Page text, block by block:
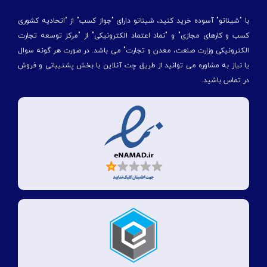
با "شیناتو" آسوده خرید کنید، شیناتو دارای "جواز کسب" از "اتحادیه کشوری
کسب و کارهای مجازی" و "نماد اعتماد الکترونیکی" از "مركز توسعه تجارت
الكترونیكی وزارت صنعت، معدن و تجارت" می باشد. در صورت هر گونه سوال
یا نیاز به مشاوره می توانید از طریق چت آنلاین با بخش پشتیبانی و فروش
در تماس باشید.